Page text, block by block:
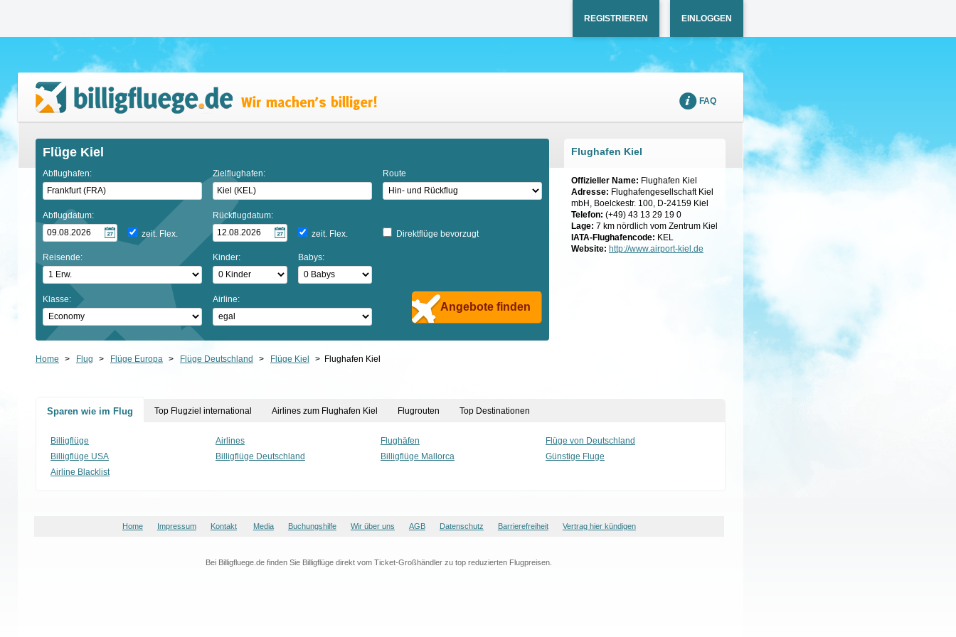
REGISTRIEREN EINLOGGEN
FAQ
Flüge Kiel
Abflughafen: Zielflughafen: Route
Abflugdatum:
zeit. Flex.
Rückflugdatum:
zeit. Flex.
Direktflüge bevorzugt
Reisende: Kinder: Babys:
Klasse: Airline:
Angebote finden
Flughafen Kiel
Offizieller Name: Flughafen Kiel
Adresse: Flughafengesellschaft Kiel
mbH, Boelckestr. 100, D-24159 Kiel
Telefon: (+49) 43 13 29 19 0
Lage: 7 km nördlich vom Zentrum Kiel
IATA-Flughafencode: KEL
Website: http://www.airport-kiel.de
Home > Flug > Flüge Europa > Flüge Deutschland > Flüge Kiel > Flughafen Kiel
Sparen wie im Flug Top Flugziel international Airlines zum Flughafen Kiel Flugrouten Top Destinationen
Billigflüge Airlines Flughäfen
Flüge von Deutschland
Billigflüge USA
Billigflüge Deutschland Billigflüge Mallorca
Günstige Fluge
Airline Blacklist
Home Impressum Kontakt Media Buchungshilfe Wir über uns AGB Datenschutz Barrierefreiheit Vertrag hier kündigen
Bei Billigfluege.de finden Sie Billigflüge direkt vom Ticket-Großhändler zu top reduzierten Flugpreisen.